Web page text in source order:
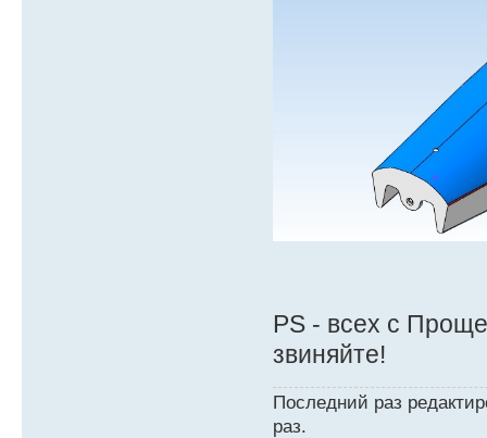
PS - всех с
звиняйте!
Последний раз
раз.